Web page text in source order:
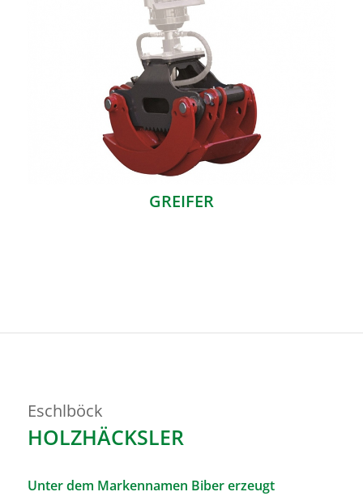
GREIFER
Eschlböck
HOLZHÄCKSLER
Unter dem Markennamen Biber erzeugt